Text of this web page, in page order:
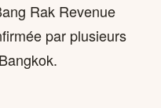
Rak Revenue
par plusieurs